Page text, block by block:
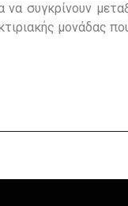
να συγκρίνουν
μονάδας